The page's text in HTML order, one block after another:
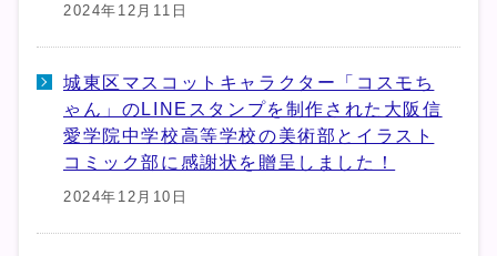
2024年12月11日
城東区マスコットキャラクター「コスモち
ゃん」のLINEスタンプを制作された大阪信
愛学院中学校高等学校の美術部とイラスト
コミック部に感謝状を贈呈しました！
2024年12月10日